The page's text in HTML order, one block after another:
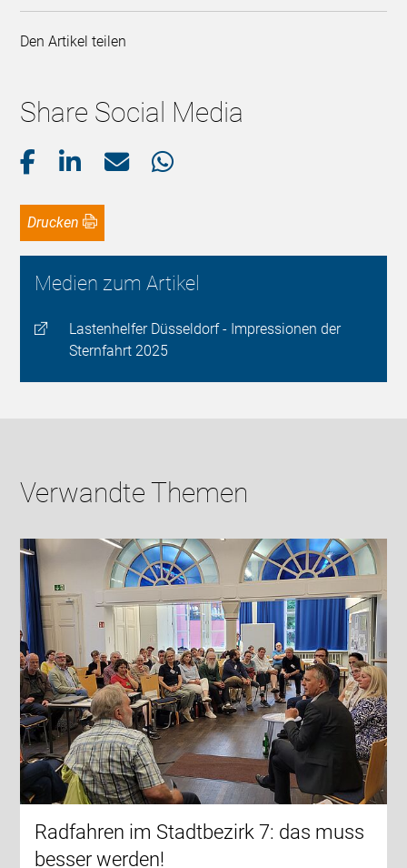
Den Artikel teilen
Share Social Media
Drucken
Medien zum Artikel
Lastenhelfer Düsseldorf - Impressionen der
Sternfahrt 2025
Verwandte Themen
Radfahren im Stadtbezirk 7: das muss
besser werden!